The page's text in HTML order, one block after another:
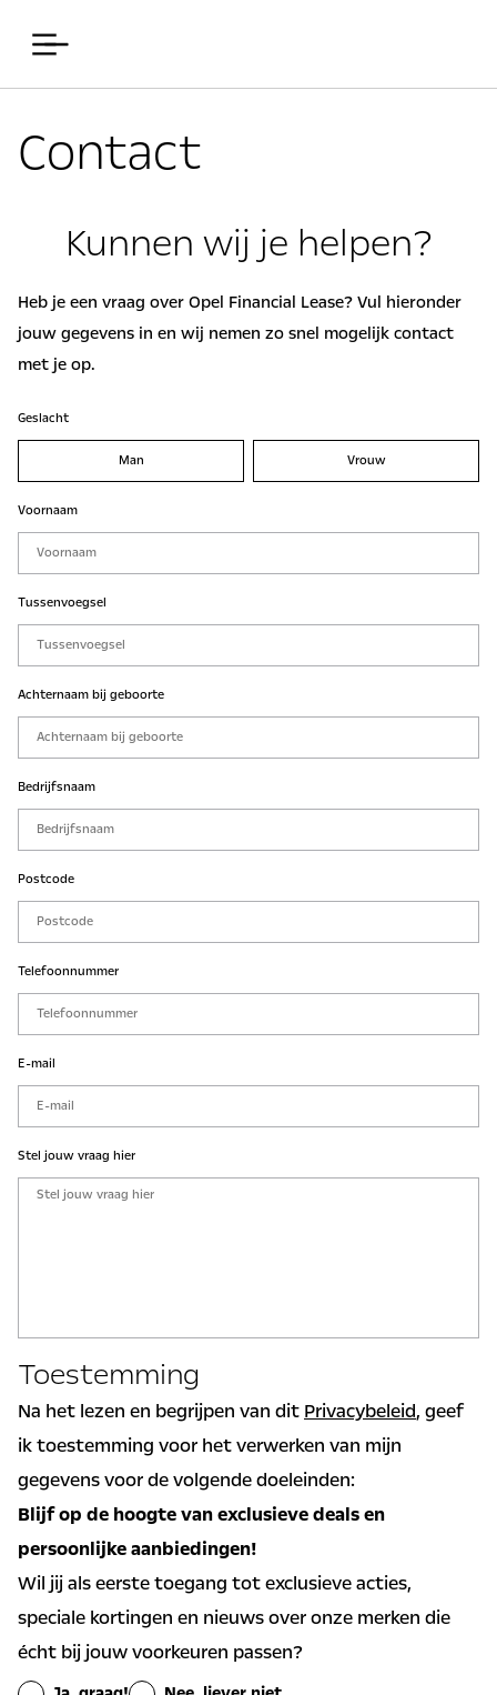
Contact
Kunnen wij je helpen?
Heb je een vraag over Opel Financial Lease? Vul hieronder
jouw gegevens in en wij nemen zo snel mogelijk contact
met je op.
Geslacht
Man Vrouw
Voornaam
Tussenvoegsel
Achternaam bij geboorte
Bedrijfsnaam
Postcode
Telefoonnummer
E-mail
Stel jouw vraag hier
Toestemming
Na het lezen en begrijpen van dit Privacybeleid, geef
ik toestemming voor het verwerken van mijn
gegevens voor de volgende doeleinden:
Blijf op de hoogte van exclusieve deals en
persoonlijke aanbiedingen!
Wil jij als eerste toegang tot exclusieve acties,
speciale kortingen en nieuws over onze merken die
écht bij jouw voorkeuren passen?